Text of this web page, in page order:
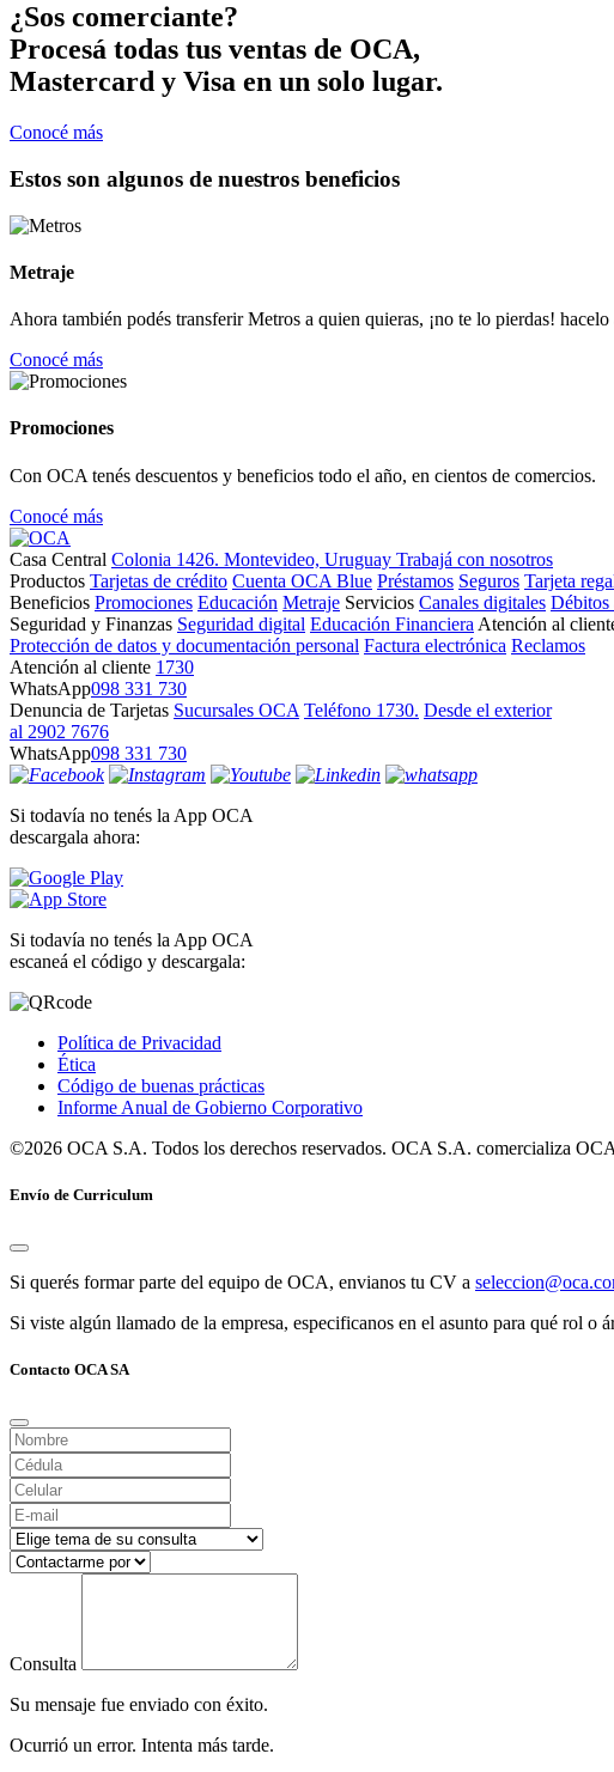
¿Sos comerciante?
Procesá todas tus ventas de OCA,
Mastercard y Visa en un solo lugar.
Conocé más
Estos son algunos de nuestros beneficios
Metraje
Ahora también podés transferir Metros a quien quieras, ¡no te lo pierdas!
Conocé más
Promociones
Con OCA tenés descuentos y beneficios todo el año, en cientos de comercios.
Conocé más
Casa Central Colonia 1426. Montevideo, Uruguay Trabajá con nosotros
Productos Tarjetas de crédito Cuenta OCA Blue Préstamos Seguros Tarjeta
Beneficios Promociones Educación Metraje Servicios Canales digitales Débitos
Seguridad y Finanzas Seguridad digital Educación Financiera Atención al
Protección de datos y documentación personal Factura electrónica Reclamos
Atención al cliente 1730
WhatsApp098 331 730
Denuncia de Tarjetas Sucursales OCA Teléfono 1730. Desde el exterior
al 2902 7676
WhatsApp098 331 730
Si todavía no tenés la App OCA
descargala ahora:
Si todavía no tenés la App OCA
escaneá el código y descargala:
Política de Privacidad
Ética
Código de buenas prácticas
Informe Anual de Gobierno Corporativo
©2026 OCA S.A. Todos los derechos reservados. OCA S.A. comercializa
Envío de Curriculum
Si querés formar parte del equipo de OCA, envianos tu CV a
Si viste algún llamado de la empresa, especificanos en el asunto para qué rol o
Contacto OCA SA
Consulta
Su mensaje fue enviado con éxito.
Ocurrió un error. Intenta más tarde.